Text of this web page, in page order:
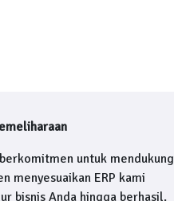
untuk mendukung
menyesuaikan ERP kami
bisnis Anda hingga berhasil.